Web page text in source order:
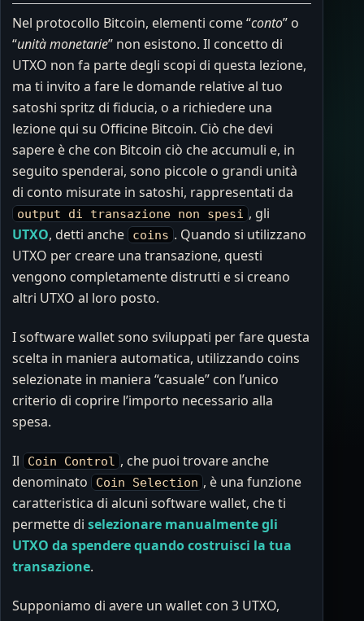
Nel protocollo Bitcoin, elementi come “conto” o
“unità monetarie” non esistono. Il concetto di
UTXO non fa parte degli scopi di questa lezione,
ma ti invito a fare le domande relative al tuo
satoshi spritz di fiducia, o a richiedere una
lezione qui su Officine Bitcoin. Ciò che devi
sapere è che con Bitcoin ciò che accumuli e, in
seguito spenderai, sono piccole o grandi unità
di conto misurate in satoshi, rappresentati da
output di transazione non spesi , gli
UTXO, detti anche coins . Quando si utilizzano
UTXO per creare una transazione, questi
vengono completamente distrutti e si creano
altri UTXO al loro posto.
I software wallet sono sviluppati per fare questa
scelta in maniera automatica, utilizzando coins
selezionate in maniera “casuale” con l’unico
criterio di coprire l’importo necessario alla
spesa.
Il Coin Control , che puoi trovare anche
denominato
Coin Selection , è una funzione
caratteristica di alcuni software wallet, che ti
permette di selezionare manualmente gli
UTXO da spendere quando costruisci la tua
transazione.
Supponiamo di avere un wallet con 3 UTXO,